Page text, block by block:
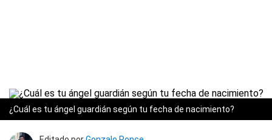
¿Cuál es tu ángel guardián según tu fecha de nacimiento?